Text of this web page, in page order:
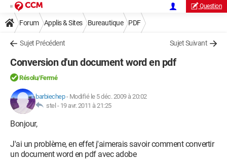
Question
Forum Applis & Sites Bureautique PDF
Sujet Précédent Sujet Suivant
Conversion d'un document word en pdf
Résolu/Fermé
barbiechep- Modifié le 5 déc. 2009 à 20:02
stel - 19 avr. 2011 à 21:25
Bonjour,
J'ai un problème, en effet j'aimerais savoir comment convertir
un document word en pdf avec adobe